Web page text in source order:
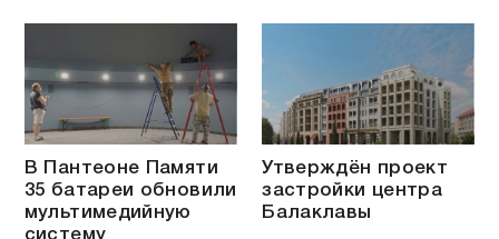
В Пантеоне Памяти
35 батареи обновили
мультимедийную
систему
Утверждён проект
застройки центра
Балаклавы